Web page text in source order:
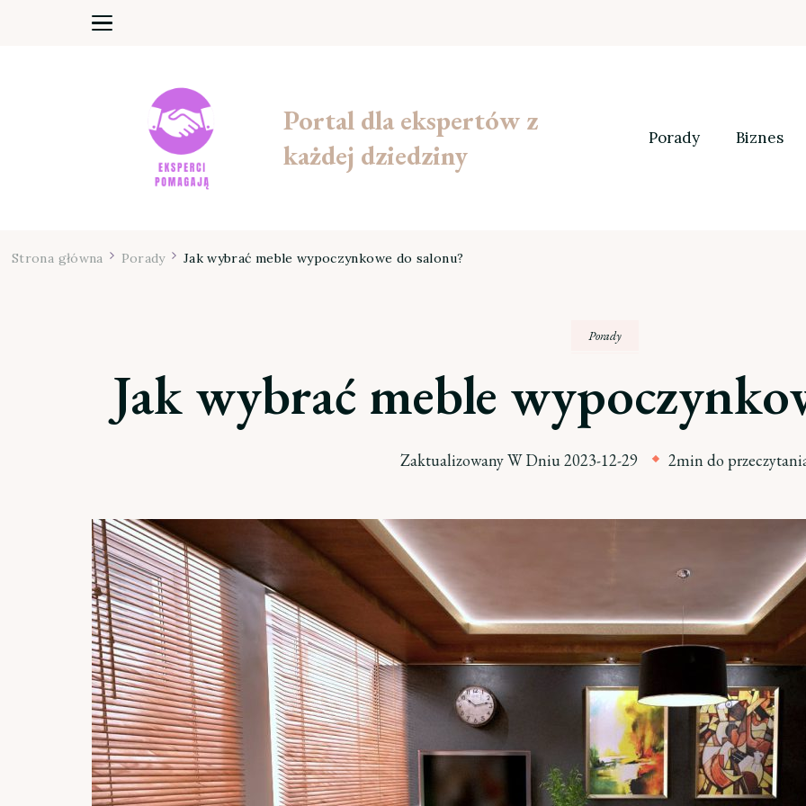
Portal dla ekspertów z
każdej dziedziny
Porady Biznes
Strona główna Porady Jak wybrać meble wypoczynkowe do salonu?
Porady
Jak wybrać meble
Zaktualizowany W Dniu2023-12-29 2min do